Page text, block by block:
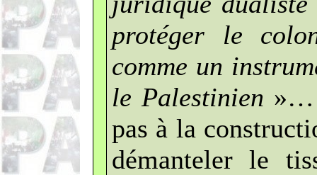
protéger le
comme un
le Palestinien »…
pas à la
démanteler le